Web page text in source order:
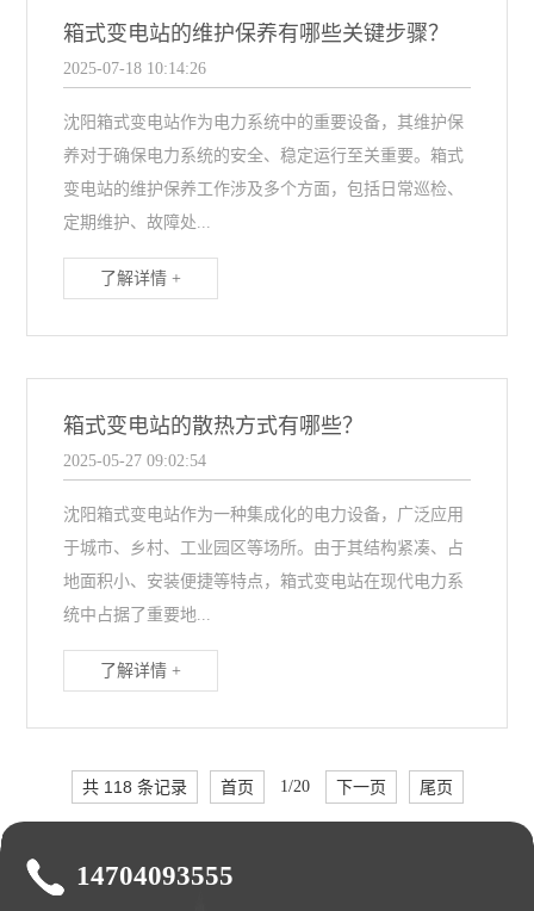
箱式变电站的维护保养有哪些关键步骤？
2025-07-18 10:14:26
沈阳箱式变电站作为电力系统中的重要设备，其维护保
养对于确保电力系统的安全、稳定运行至关重要。箱式
变电站的维护保养工作涉及多个方面，包括日常巡检、
定期维护、故障处...
了解详情 +
箱式变电站的散热方式有哪些？
2025-05-27 09:02:54
沈阳箱式变电站作为一种集成化的电力设备，广泛应用
于城市、乡村、工业园区等场所。由于其结构紧凑、占
地面积小、安装便捷等特点，箱式变电站在现代电力系
统中占据了重要地...
了解详情 +
共 118 条记录 首页 1/20 下一页 尾页
14704093555